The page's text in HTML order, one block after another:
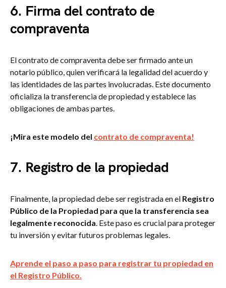
6. Firma del contrato de
compraventa
El contrato de compraventa debe ser firmado ante un
notario público, quien verificará la legalidad del acuerdo y
las identidades de las partes involucradas. Este documento
oficializa la transferencia de propiedad y establece las
obligaciones de ambas partes.
¡Mira este modelo del contrato de compraventa!
7. Registro de la propiedad
Finalmente, la propiedad debe ser registrada en el Registro
Público de la Propiedad para que la transferencia sea
legalmente reconocida. Este paso es crucial para proteger
tu inversión y evitar futuros problemas legales.
Aprende el paso a paso para registrar tu propiedad en
el Registro Público.